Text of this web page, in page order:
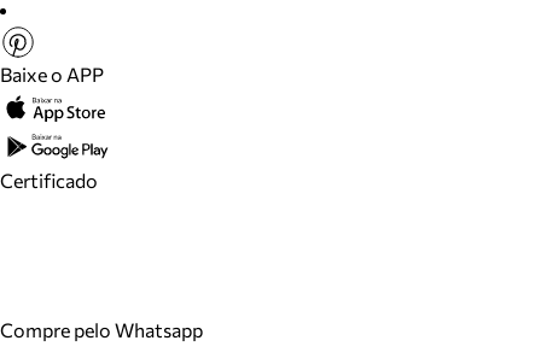
Baixe o APP
Certificado
Compre pelo Whatsapp